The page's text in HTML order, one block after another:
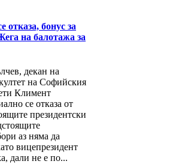
отказа, бонус за
на балотажа за
декан на
на Софийския
Климент
се отказа от
президентски
аз няма да
вицепрезидент
дали не е по...